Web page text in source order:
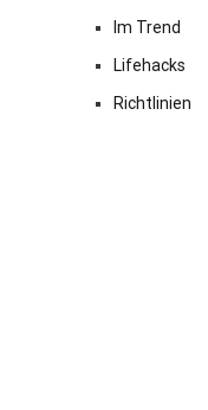
Im Trend
Lifehacks
Richtlinien